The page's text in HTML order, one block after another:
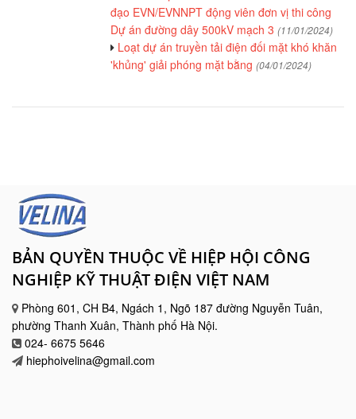
đạo EVN/EVNNPT động viên đơn vị thi công
Dự án đường dây 500kV mạch 3 (11/01/2024)
Loạt dự án truyền tải điện đối mặt khó khăn
'khủng' giải phóng mặt bằng (04/01/2024)
BẢN QUYỀN THUỘC VỀ HIỆP HỘI CÔNG
NGHIỆP KỸ THUẬT ĐIỆN VIỆT NAM
Phòng 601, CH B4, Ngách 1, Ngõ 187 đường Nguyễn Tuân,
phường Thanh Xuân, Thành phố Hà Nội.
024- 6675 5646
hiephoivelina@gmail.com